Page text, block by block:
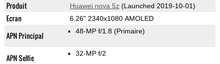
Produit Huawei nova 5z(Launched 2019-10-01)
Ecran 6.26" 2340x1080 AMOLED
APN Principal 48-MP f/1.8 (Primaire)
APN Selfie 32-MP f/2